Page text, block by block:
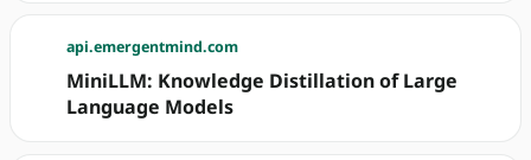
api.emergentmind.com
MiniLLM: Knowledge Distillation of Large
Language Models